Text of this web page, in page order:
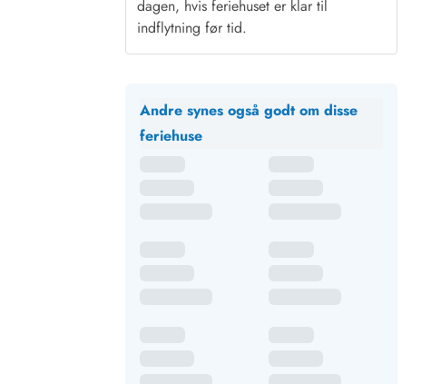
dagen, hvis feriehuset er klar til
indflytning før tid.
Andre synes også godt om disse
feriehuse